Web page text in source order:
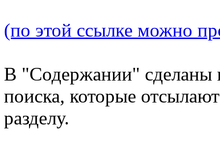
(по этой ссылке можно
В "Содержании" сделаны
поиска, которые
разделу.